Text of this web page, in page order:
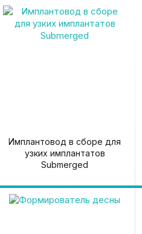
Имплантовод в сборе для
узких имплантатов
Submerged